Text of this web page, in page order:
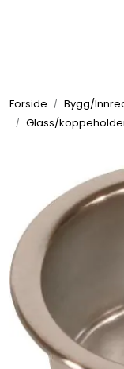
Forside Bygg/
Glass/Elektrisk
Bygg/
Komfort
VVS
Motor/
Fortøyning